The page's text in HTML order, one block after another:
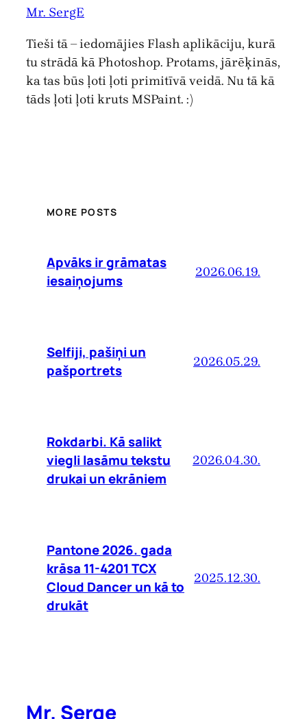
Mr. SergE
Tieši tā – iedomājies Flash aplikāciju, kurā
tu strādā kā Photoshop. Protams, jārēķinās,
ka tas būs ļoti ļoti primitīvā veidā. Nu tā kā
tāds ļoti ļoti kruts MSPaint. :)
MORE POSTS
Apvāks ir grāmatas
iesaiņojums
2026.06.19.
Selfiji, pašiņi un
pašportrets
2026.05.29.
Rokdarbi. Kā salikt
viegli lasāmu tekstu
drukai un ekrāniem
2026.04.30.
Pantone 2026. gada
krāsa 11-4201 TCX
Cloud Dancer un kā to
drukāt
2025.12.30.
Mr. Serge